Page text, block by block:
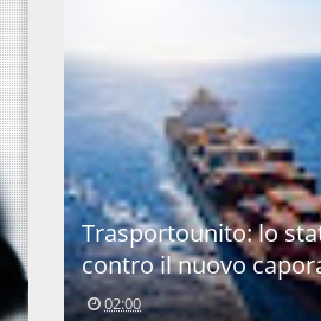
Trasportounito: lo
contro il nuovo
02:00